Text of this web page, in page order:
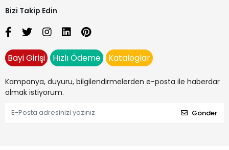
Bizi Takip Edin
Bayi Girişi Hızlı Ödeme Kataloglar
Kampanya, duyuru, bilgilendirmelerden e-posta ile haberdar
olmak istiyorum.
Gönder